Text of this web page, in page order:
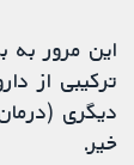
این مرور
ترکیبی از
خیر.